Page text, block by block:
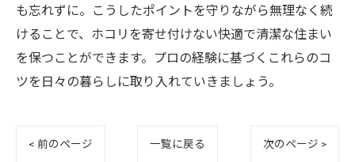
も忘れずに。こうしたポイントを守りながら無理なく続
けることで、ホコリを寄せ付けない快適で清潔な住まい
を保つことができます。プロの経験に基づくこれらのコ
ツを日々の暮らしに取り入れていきましょう。
< 前のページ 一覧に戻る 次のページ >